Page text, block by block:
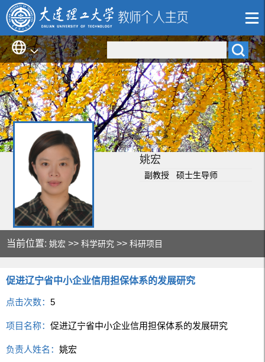
姚宏
副教授 硕士生导师
当前位置:姚宏 >>科学研究 >>科研项目
促进辽宁省中小企业信用担保体系的发展研究
点击次数：5
项目名称：促进辽宁省中小企业信用担保体系的发展研究
负责人姓名：姚宏